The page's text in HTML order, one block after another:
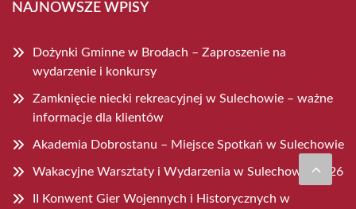
NAJNOWSZE WPISY
Dożynki Gminne w Brodach – Zaproszenie na
wydarzenie i konkursy
Zamknięcie niecki rekreacyjnej w Sulechowie – ważne
informacje dla klientów
Akademia Dobrostanu – Miejsce Spotkań w Sulechowie
Wakacyjne Warsztaty i Wydarzenia w Sulechowie 2026
II Konwent Gier Wojennych i Historycznych w